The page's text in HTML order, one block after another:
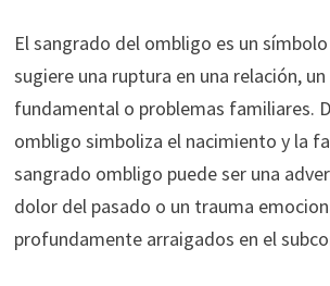
El sangrado del ombligo es un
sugiere una ruptura en una relación,
fundamental o problemas familiares.
ombligo simboliza el nacimiento y la
sangrado ombligo puede ser una
dolor del pasado o un trauma
profundamente arraigados en el